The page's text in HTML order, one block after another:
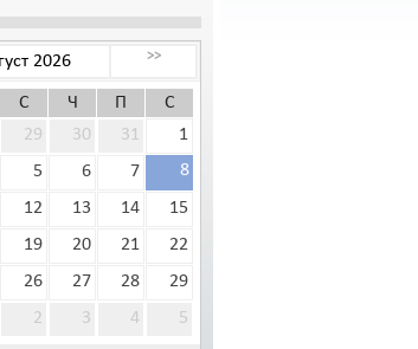
2026 >>
С Ч П
С
29 30 31
1
5 6 7
8
12 13 14
15
19 20 21
22
26 27 28
29
2 3 4 5